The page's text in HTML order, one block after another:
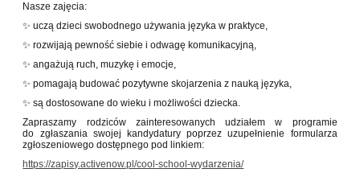
Nasze zajęcia:
✨ uczą dzieci swobodnego używania języka w praktyce,
✨ rozwijają pewność siebie i odwagę komunikacyjną,
✨ angażują ruch, muzykę i emocje,
✨ pomagają budować pozytywne skojarzenia z nauką języka,
✨ są dostosowane do wieku i możliwości dziecka.
Zapraszamy rodziców zainteresowanych udziałem w programie
do zgłaszania swojej kandydatury poprzez uzupełnienie formularza
zgłoszeniowego dostępnego pod linkiem:
https://zapisy.activenow.pl/cool-school-wydarzenia/